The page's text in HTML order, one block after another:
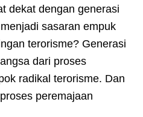
dekat dengan generasi
sasaran empuk
terorisme? Generasi
dari proses
radikal terorisme. Dan
peremajaan